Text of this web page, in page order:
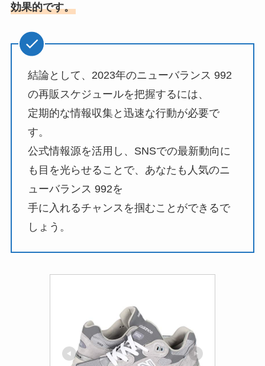
効果的です。
結論として、2023年のニューバランス 992
の再販スケジュールを把握するには、
定期的な情報収集と迅速な行動が必要で
す。
公式情報源を活用し、SNSでの最新動向に
も目を光らせることで、あなたも人気のニ
ューバランス 992を
手に入れるチャンスを掴むことができるで
しょう。